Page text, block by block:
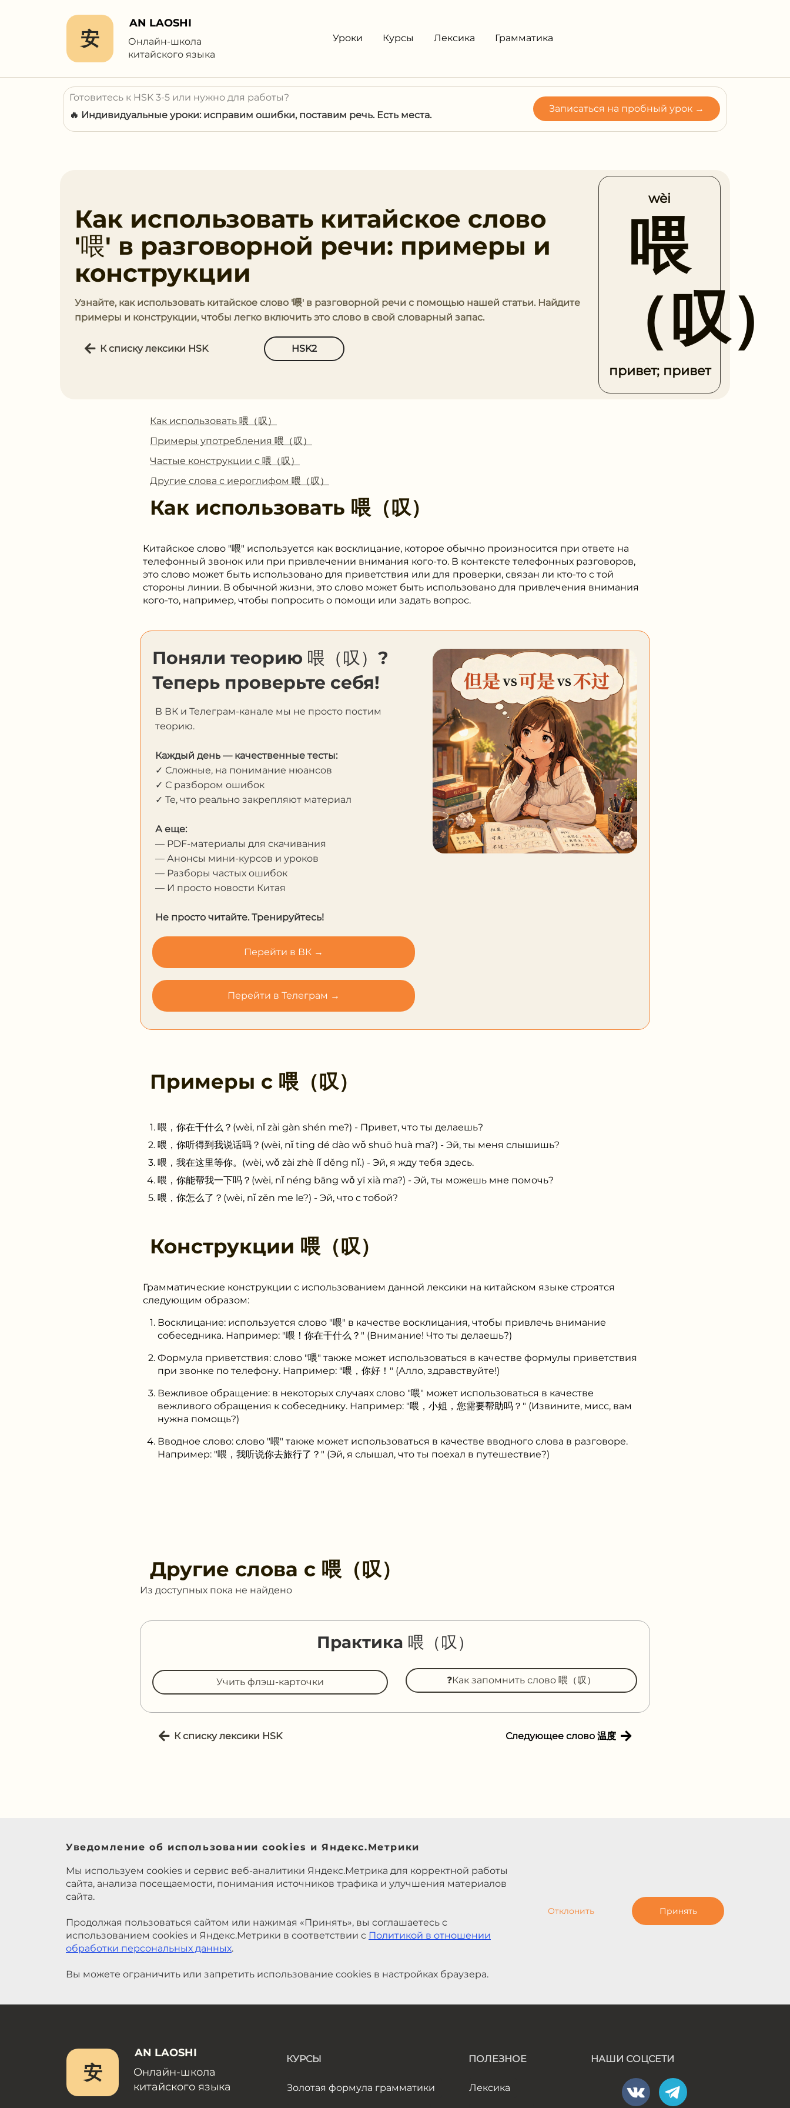
安
AN LAOSHI
Онлайн-школа
китайского языка
Уроки Курсы Лексика Грамматика
Готовитесь к HSK 3-5 или нужно для работы?
🔥 Индивидуальные уроки: исправим ошибки, поставим речь. Есть места.
Записаться на пробный урок →
Как использовать китайское слово
'喂' в разговорной речи: примеры и
конструкции
Узнайте, как использовать китайское слово '喂' в разговорной речи с помощью нашей статьи. Найдите
примеры и конструкции, чтобы легко включить это слово в свой словарный запас.
К списку лексики HSK HSK2
wèi
喂
（叹
привет; привет
Как использовать 喂（叹）
Примеры употребления 喂（叹）
Частые конструкции с 喂（叹）
Другие слова с иероглифом 喂（叹）
Как использовать 喂（叹）
Китайское слово "喂" используется как восклицание, которое обычно произносится при ответе на
телефонный звонок или при привлечении внимания кого-то. В контексте телефонных разговоров,
это слово может быть использовано для приветствия или для проверки, связан ли кто-то с той
стороны линии. В обычной жизни, это слово может быть использовано для привлечения внимания
кого-то, например, чтобы попросить о помощи или задать вопрос.
Поняли теорию 喂（叹）?
Теперь проверьте себя!
В ВК и Телеграм-канале мы не просто постим
теорию.
Каждый день — качественные тесты:
✓ Сложные, на понимание нюансов
✓ С разбором ошибок
✓ Те, что реально закрепляют материал
А еще:
— PDF-материалы для скачивания
— Анонсы мини-курсов и уроков
— Разборы частых ошибок
— И просто новости Китая
Не просто читайте. Тренируйтесь!
Перейти в ВК →
Перейти в Телеграм →
Примеры с 喂（叹）
喂，你在干什么？(wèi, nǐ zài gàn shén me?) - Привет, что ты делаешь?
喂，你听得到我说话吗？(wèi, nǐ tīng dé dào wǒ shuō huà ma?) - Эй, ты меня слышишь?
喂，我在这里等你。(wèi, wǒ zài zhè lǐ děng nǐ.) - Эй, я жду тебя здесь.
喂，你能帮我一下吗？(wèi, nǐ néng bāng wǒ yī xià ma?) - Эй, ты можешь мне помочь?
喂，你怎么了？(wèi, nǐ zěn me le?) - Эй, что с тобой?
Конструкции 喂（叹）
Грамматические конструкции с использованием данной лексики на китайском языке строятся
следующим образом:
Восклицание: используется слово "喂" в качестве восклицания, чтобы привлечь внимание
собеседника. Например: "喂！你在干什么？" (Внимание! Что ты делаешь?)
Формула приветствия: слово "喂" также может использоваться в качестве формулы приветствия
при звонке по телефону. Например: "喂，你好！" (Алло, здравствуйте!)
Вежливое обращение: в некоторых случаях слово "喂" может использоваться в качестве
вежливого обращения к собеседнику. Например: "喂，小姐，您需要帮助吗？" (Извините, мисс, вам
нужна помощь?)
Вводное слово: слово "喂" также может использоваться в качестве вводного слова в разговоре.
Например: "喂，我听说你去旅行了？" (Эй, я слышал, что ты поехал в путешествие?)
Другие слова с 喂（叹）
Из доступных пока не найдено
Практика 喂（叹）
Учить флэш-карточки ❓Как запомнить слово 喂（叹）
К списку лексики HSK Следующее слово 温度
Уведомление об использовании cookies и Яндекс.Метрики
Мы используем cookies и сервис веб-аналитики Яндекс.Метрика для корректной работы
сайта, анализа посещаемости, понимания источников трафика и улучшения материалов
сайта.
Продолжая пользоваться сайтом или нажимая «Принять», вы соглашаетесь с
использованием cookies и Яндекс.Метрики в соответствии с Политикой в отношении
обработки персональных данных.
Вы можете ограничить или запретить использование cookies в настройках браузера.
Отклонить Принять
安
AN LAOSHI
Онлайн-школа
китайского языка
КУРСЫ
Золотая формула грамматики
ПОЛЕЗНОЕ
Лексика
НАШИ СОЦСЕТИ